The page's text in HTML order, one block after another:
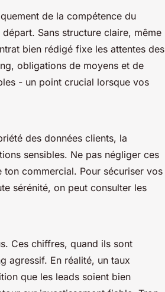
de la compétence du
Sans structure claire, même
bien rédigé fixe les attentes des
obligations de moyens et de
- un point crucial lorsque vos
des données clients, la
sensibles. Ne pas négliger ces
ton commercial. Pour sécuriser vos
sérénité, on peut consulter les
Ces chiffres, quand ils sont
agressif. En réalité, un taux
que les leads soient bien